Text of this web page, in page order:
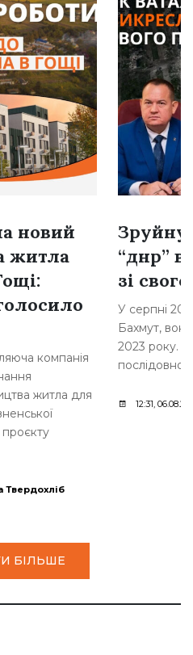
новий
житла
компанія
житла для
проєкту
Твердохліб
“днр”
зі
У серпні
Бахмут,
2023 року.
послідовно
12:31,
БІЛЬШЕ